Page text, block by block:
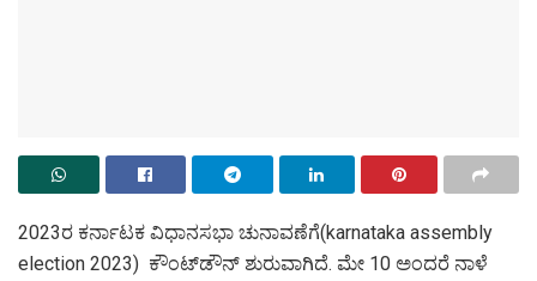
2023ರ ಕರ್ನಾಟಕ ವಿಧಾನಸಭಾ ಚುನಾವಣೆಗೆ(karnataka assembly
election 2023) ಕೌಂಟ್‌ಡೌನ್‌ ಶುರುವಾಗಿದೆ. ಮೇ 10 ಅಂದರೆ ನಾಳೆ